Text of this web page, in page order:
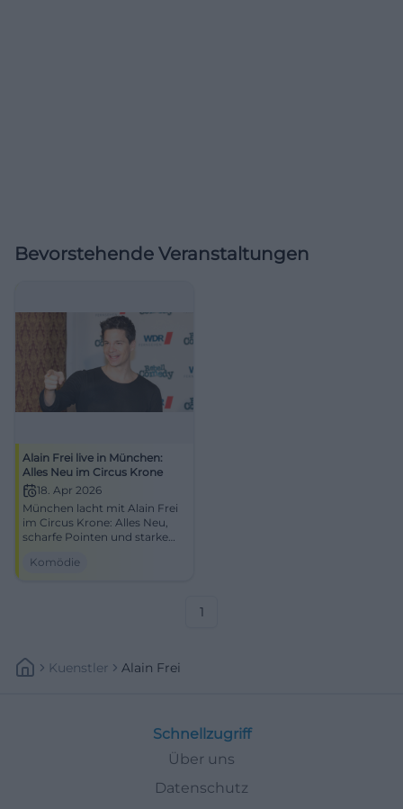
Bevorstehende Veranstaltungen
Alain Frei live in München:
Alles Neu im Circus Krone
18. Apr 2026
München lacht mit Alain Frei
im Circus Krone: Alles Neu,
scharfe Pointen und starke
ausverkauft. #Comedy
Komödie
1
Kuenstler Alain Frei
Schnellzugriff
Über uns
Datenschutz